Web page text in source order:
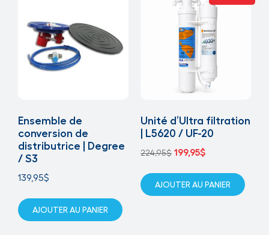
Ensemble de
conversion de
distributrice | Degree
/ S3
139,95$
AJOUTER AU PANIER
Unité d’Ultra filtration
| L5620 / UF-20
224,95$ 199,95$
AJOUTER AU PANIER